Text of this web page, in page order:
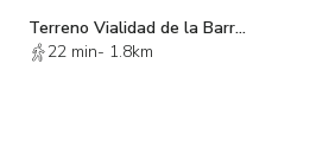
Terreno Vialidad de la Barranca
22 min- 1.8km